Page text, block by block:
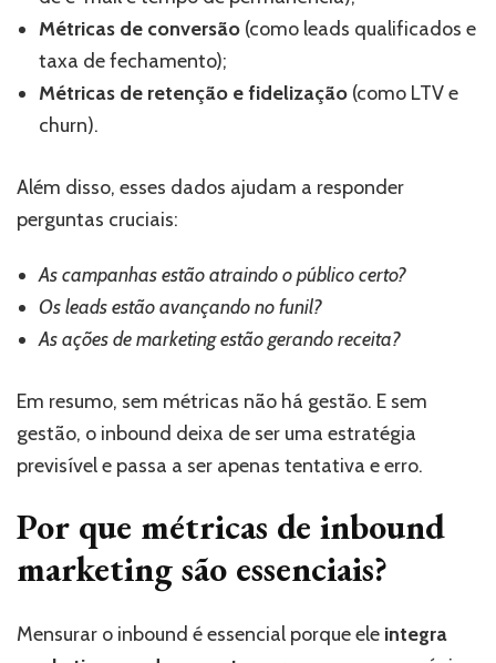
Métricas de conversão (como leads qualificados e
taxa de fechamento);
Métricas de retenção e fidelização (como LTV e
churn).
Além disso, esses dados ajudam a responder
perguntas cruciais:
As campanhas estão atraindo o público certo?
Os leads estão avançando no funil?
As ações de marketing estão gerando receita?
Em resumo, sem métricas não há gestão. E sem
gestão, o inbound deixa de ser uma estratégia
previsível e passa a ser apenas tentativa e erro.
Por que métricas de inbound
marketing são essenciais?
Mensurar o inbound é essencial porque ele integra